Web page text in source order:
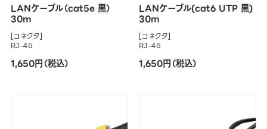
LANケーブル（cat5e 黒）
30m
[コネクタ]
RJ-45
1,650円（税込）
LANケーブル(cat6 UTP 黒)
30m
[コネクタ]
RJ-45
1,650円（税込）